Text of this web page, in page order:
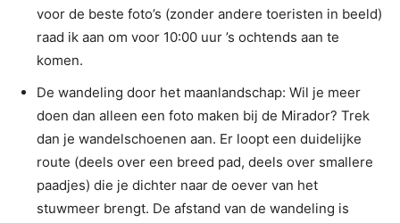
voor de beste foto’s (zonder andere toeristen in beeld)
raad ik aan om voor 10:00 uur ’s ochtends aan te
komen.
De wandeling door het maanlandschap: Wil je meer
doen dan alleen een foto maken bij de Mirador? Trek
dan je wandelschoenen aan. Er loopt een duidelijke
route (deels over een breed pad, deels over smallere
paadjes) die je dichter naar de oever van het
stuwmeer brengt. De afstand van de wandeling is